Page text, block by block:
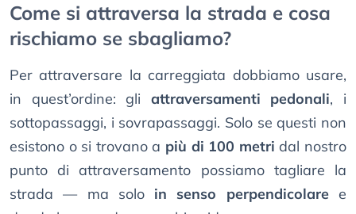
Come si attraversa la strada e cosa
rischiamo se sbagliamo?
Per attraversare la carreggiata dobbiamo usare,
in quest’ordine: gli attraversamenti pedonali, i
sottopassaggi, i sovrapassaggi. Solo se questi non
esistono o si trovano a più di 100 metri dal nostro
punto di attraversamento possiamo tagliare la
strada — ma solo in senso perpendicolaree